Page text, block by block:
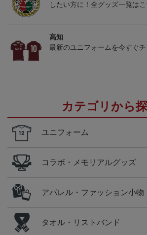
したい方に！全グッズ一覧はこ
高知
最新のユニフォームを今すぐチ
カテゴリから
ユニフォーム
コラボ・メモリアルグッズ
アパレル・ファッション小物
タオル・リストバンド